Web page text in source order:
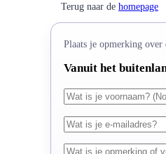
Terug naar de homepage
Plaats je opmerking over
Vanuit het